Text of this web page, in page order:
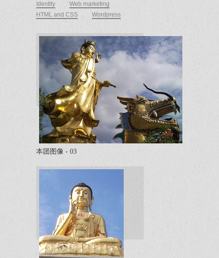
Identity
Web marketing
HTML and CSS
Wordpress
本团图像 - 03